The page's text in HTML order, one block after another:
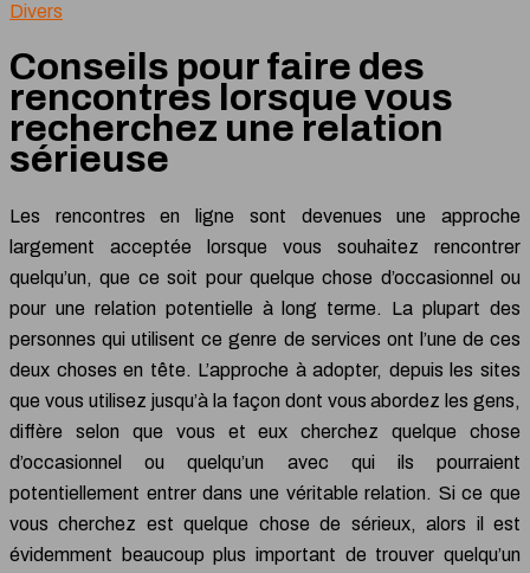
Divers
Conseils pour faire des
rencontres lorsque vous
recherchez une relation
sérieuse
Les rencontres en ligne sont devenues une approche
largement acceptée lorsque vous souhaitez rencontrer
quelqu’un, que ce soit pour quelque chose d’occasionnel ou
pour une relation potentielle à long terme. La plupart des
personnes qui utilisent ce genre de services ont l’une de ces
deux choses en tête. L’approche à adopter, depuis les sites
que vous utilisez jusqu’à la façon dont vous abordez les gens,
diffère selon que vous et eux cherchez quelque chose
d’occasionnel ou quelqu’un avec qui ils pourraient
potentiellement entrer dans une véritable relation. Si ce que
vous cherchez est quelque chose de sérieux, alors il est
évidemment beaucoup plus important de trouver quelqu’un